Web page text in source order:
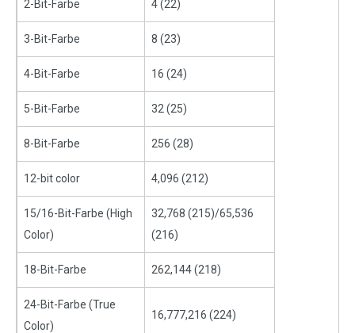
2-Bit-Farbe 4 (22)
3-Bit-Farbe 8 (23)
4-Bit-Farbe 16 (24)
5-Bit-Farbe 32 (25)
8-Bit-Farbe 256 (28)
12-bit color 4,096 (212)
15/16-Bit-Farbe (High
Color)
32,768 (215)/65,536
(216)
18-Bit-Farbe 262,144 (218)
24-Bit-Farbe (True
Color)
16,777,216 (224)